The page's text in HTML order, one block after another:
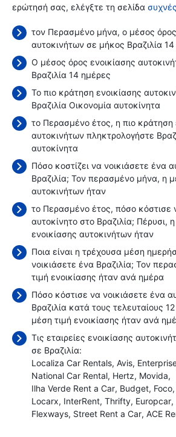
ερώτησή σας, ελέγξτε τη σελίδα
τον Περασμένο μήνα, ο μέσος όρος
αυτοκινήτων σε μήκος Βραζιλία
Ο μέσος όρος ενοικίασης
Βραζιλία 14 ημέρες
Το πιο κράτηση ενοικίασης
Βραζιλία Οικονομία αυτοκίνητα
το Περασμένο έτος, η πιο κράτηση
αυτοκινήτων πληκτρολογήστε
αυτοκίνητα
Πόσο κοστίζει να νοικιάσετε ένα
Βραζιλία; Τον περασμένο μήνα, η
αυτοκινήτων ήταν
το Περασμένο έτος, πόσο κόστισε
αυτοκίνητο στο Βραζιλία; Πέρυσι,
ενοικίασης αυτοκινήτων ήταν
Ποια είναι η τρέχουσα μέση
νοικιάσετε ένα Βραζιλία; Τον
τιμή ενοικίασης ήταν ανά ημέρα
Πόσο κόστισε να νοικιάσετε ένα
Βραζιλία κατά τους τελευταίους
μέση τιμή ενοικίασης ήταν ανά
Τις εταιρείες ενοικίασης
σε Βραζιλία:
Localiza Car Rentals Avis
National Car Rental Hertz Movida
Ilha Verde Rent a Car Budget Foco
Locarx InterRent Thrifty Europcar
Flexways Street Rent a Car ACE